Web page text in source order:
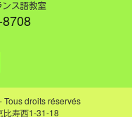
droits réservés
寿西1-31-18